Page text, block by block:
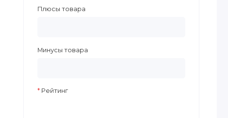
Плюсы товара
Минусы товара
Рейтинг